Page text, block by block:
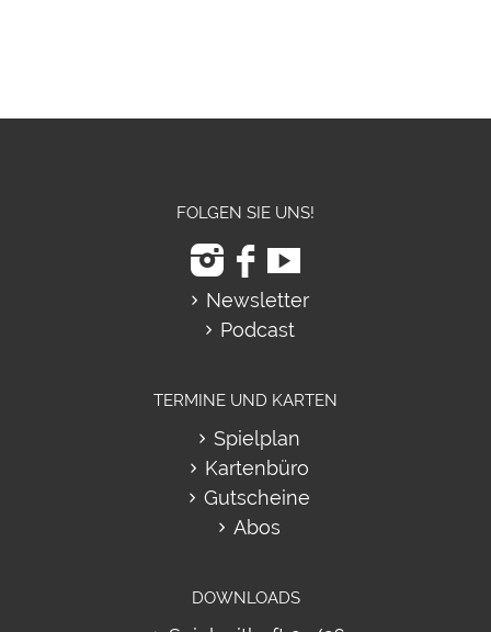
FOLGEN SIE UNS!
Newsletter
Podcast
TERMINE UND KARTEN
Spielplan
Kartenbüro
Gutscheine
Abos
DOWNLOADS